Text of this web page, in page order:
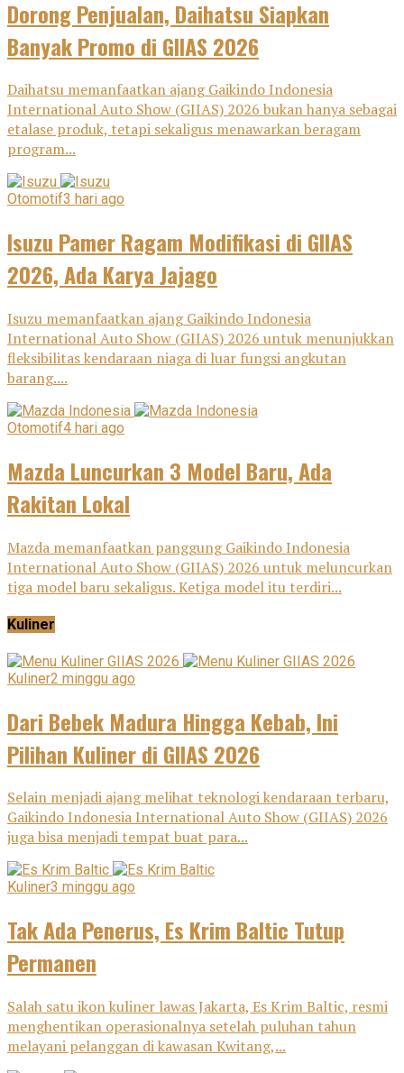
Dorong Penjualan, Daihatsu Siapkan
Banyak Promo di GIIAS 2026
Daihatsu memanfaatkan ajang Gaikindo Indonesia
International Auto Show (GIIAS) 2026 bukan hanya sebagai
etalase produk, tetapi sekaligus menawarkan beragam
program...
Otomotif3 hari ago
Isuzu Pamer Ragam Modifikasi di GIIAS
2026, Ada Karya Jajago
Isuzu memanfaatkan ajang Gaikindo Indonesia
International Auto Show (GIIAS) 2026 untuk menunjukkan
fleksibilitas kendaraan niaga di luar fungsi angkutan
barang....
Otomotif4 hari ago
Mazda Luncurkan 3 Model Baru, Ada
Rakitan Lokal
Mazda memanfaatkan panggung Gaikindo Indonesia
International Auto Show (GIIAS) 2026 untuk meluncurkan
tiga model baru sekaligus. Ketiga model itu terdiri...
Kuliner
Kuliner2 minggu ago
Dari Bebek Madura Hingga Kebab, Ini
Pilihan Kuliner di GIIAS 2026
Selain menjadi ajang melihat teknologi kendaraan terbaru,
Gaikindo Indonesia International Auto Show (GIIAS) 2026
juga bisa menjadi tempat buat para...
Kuliner3 minggu ago
Tak Ada Penerus, Es Krim Baltic Tutup
Permanen
Salah satu ikon kuliner lawas Jakarta, Es Krim Baltic, resmi
menghentikan operasionalnya setelah puluhan tahun
melayani pelanggan di kawasan Kwitang,...